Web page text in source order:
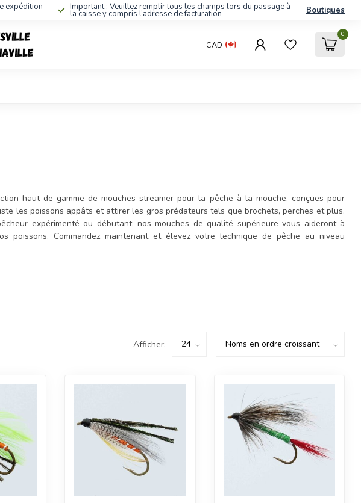
expédition Important : Veuillez remplir tous les champs lors du passage à
la caisse y compris l’adresse de facturation Boutiques
CAD
0
haut de gamme de mouches streamer pour la pêche à la mouche, conçues pour
les poissons appâts et attirer les gros prédateurs tels que brochets, perches et plus.
expérimenté ou débutant, nos mouches de qualité supérieure vous aideront à
poissons. Commandez maintenant et élevez votre technique de pêche au niveau
Afficher: